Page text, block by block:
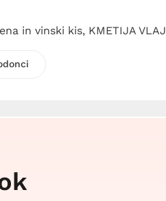
in vinski kis, KMETIJA VLAJ